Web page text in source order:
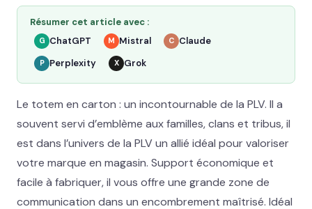
Résumer cet article avec :
G ChatGPT M Mistral C Claude
P Perplexity X Grok
Le totem en carton : un incontournable de la PLV. Il a
souvent servi d’emblème aux familles, clans et tribus, il
est dans l’univers de la PLV un allié idéal pour valoriser
votre marque en magasin. Support économique et
facile à fabriquer, il vous offre une grande zone de
communication dans un encombrement maîtrisé. Idéal